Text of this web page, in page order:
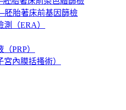
胚胎著床前基因篩檢
（ERA）
PRP）
內膜括搔術）